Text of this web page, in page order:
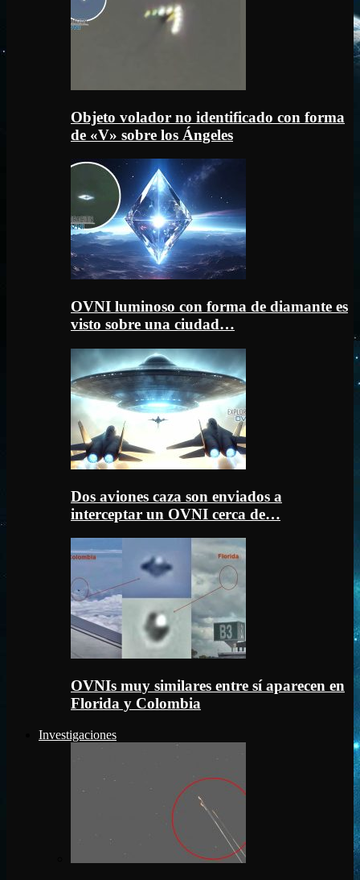
Objeto volador no identificado con forma
de «V» sobre los Ángeles
OVNI luminoso con forma de diamante es
visto sobre una ciudad…
Dos aviones caza son enviados a
interceptar un OVNI cerca de…
OVNIs muy similares entre sí aparecen en
Florida y Colombia
Investigaciones